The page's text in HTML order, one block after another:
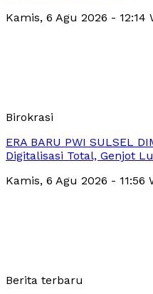
Kamis, 6 Agu 2026 - 12:14
Birokrasi
ERA BARU PWI SULSEL
Digitalisasi Total, Genjot
Kamis, 6 Agu 2026 - 11:56
Berita terbaru